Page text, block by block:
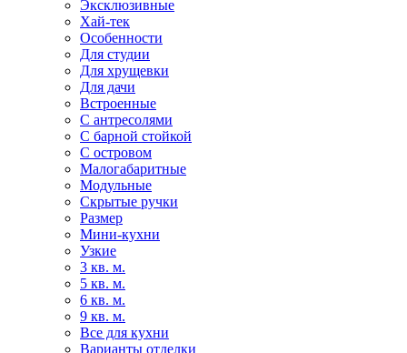
Эксклюзивные
Хай-тек
Особенности
Для студии
Для хрущевки
Для дачи
Встроенные
С антресолями
С барной стойкой
С островом
Малогабаритные
Модульные
Скрытые ручки
Размер
Мини-кухни
Узкие
3 кв. м.
5 кв. м.
6 кв. м.
9 кв. м.
Все для кухни
Варианты отделки